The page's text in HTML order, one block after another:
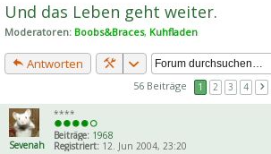
he
Und das Leben geht weiter.
Moderatoren: Boobs&Braces, Kuhfladen
Antworten
56 Beiträge 1 2 3 4
Sevenah
****
Beiträge: 1968
Registriert: 12. Jun 2004, 23:20